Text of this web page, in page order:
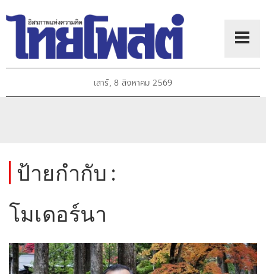
เสาร์, 8 สิงหาคม 2569
ป้ายกำกับ :
โมเดอร์นา